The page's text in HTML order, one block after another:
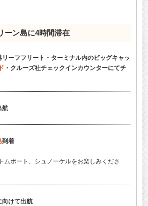
ーン島に4時間滞在
リーフフリート・ターミナル内のビッグキャッ
・クルーズ社チェックインカウンターにてチ
航
到着
ムボート、シュノーケルをお楽しみくださ
向けて出航